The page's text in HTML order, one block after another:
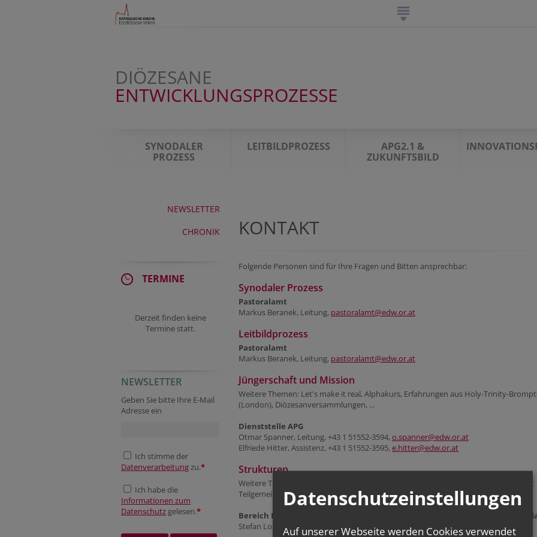
DIÖZESANE
ENTWICKLUNGSPROZESSE
SYNODALER
PROZESS
LEITBILDPROZESS
APG2.1 &
ZUKUNFTSBILD
NEWSLETTER
CHRONIK
TERMINE
Derzeit finden keine
Termine statt.
Session ID
Reference
NEWSLETTER
Geben Sie bitte Ihre E-Mail
Adresse ein
Ich stimme der
Datenverarbeitungzu.*
Ich habe die
Informationen zum
Datenschutz gelesen.*
KONTAKT
Folgende Personen sind für Ihre Fragen und Bitten ansprechbar:
Synodaler Prozess
Pastoralamt
Markus Beranek, Leitung, pastoralamt@edw.or.at
Leitbildprozess
Pastoralamt
Markus Beranek, Leitung, pastoralamt@edw.or.at
Jüngerschaft und Mission
Weitere Themen: Let's make it real, Alphakurs, Erfahrungen aus Holy-Trinity-
(London), Diözesanversammlungen, ...
Dienststelle APG
Otmar Spanner, Leitung, +43 1 51552-3594,o.spanner@edw.or.at
Elfriede Hitter, Assistenz, +43 1 51552-3595,e.hitter@edw.or.at
Strukturen
Weitere Themen: Entwicklungsräume, Pastoralkonzept, Vitale Gemeinde, Pfarre mit
Teilgemeinden, Pfarrverband, Seelsorgeraum, ...
Bereich Pfarrgemeinderäte und Pastorale Strukturentwicklung im
Stefan Lobnig, Leiter, +43 1 51552-3400,
stefan.lobnig@edw.or.at
Datenschutzeinstellungen
Auf unserer Webseite werden Cookies verwendet